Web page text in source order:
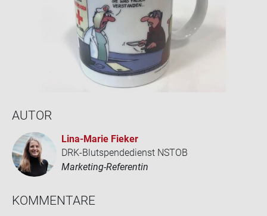
AUTOR
Lina-​Marie Fie­ker
DRK-Blutspendedienst NSTOB
Marketing-Referentin
KOM­MEN­TA­RE